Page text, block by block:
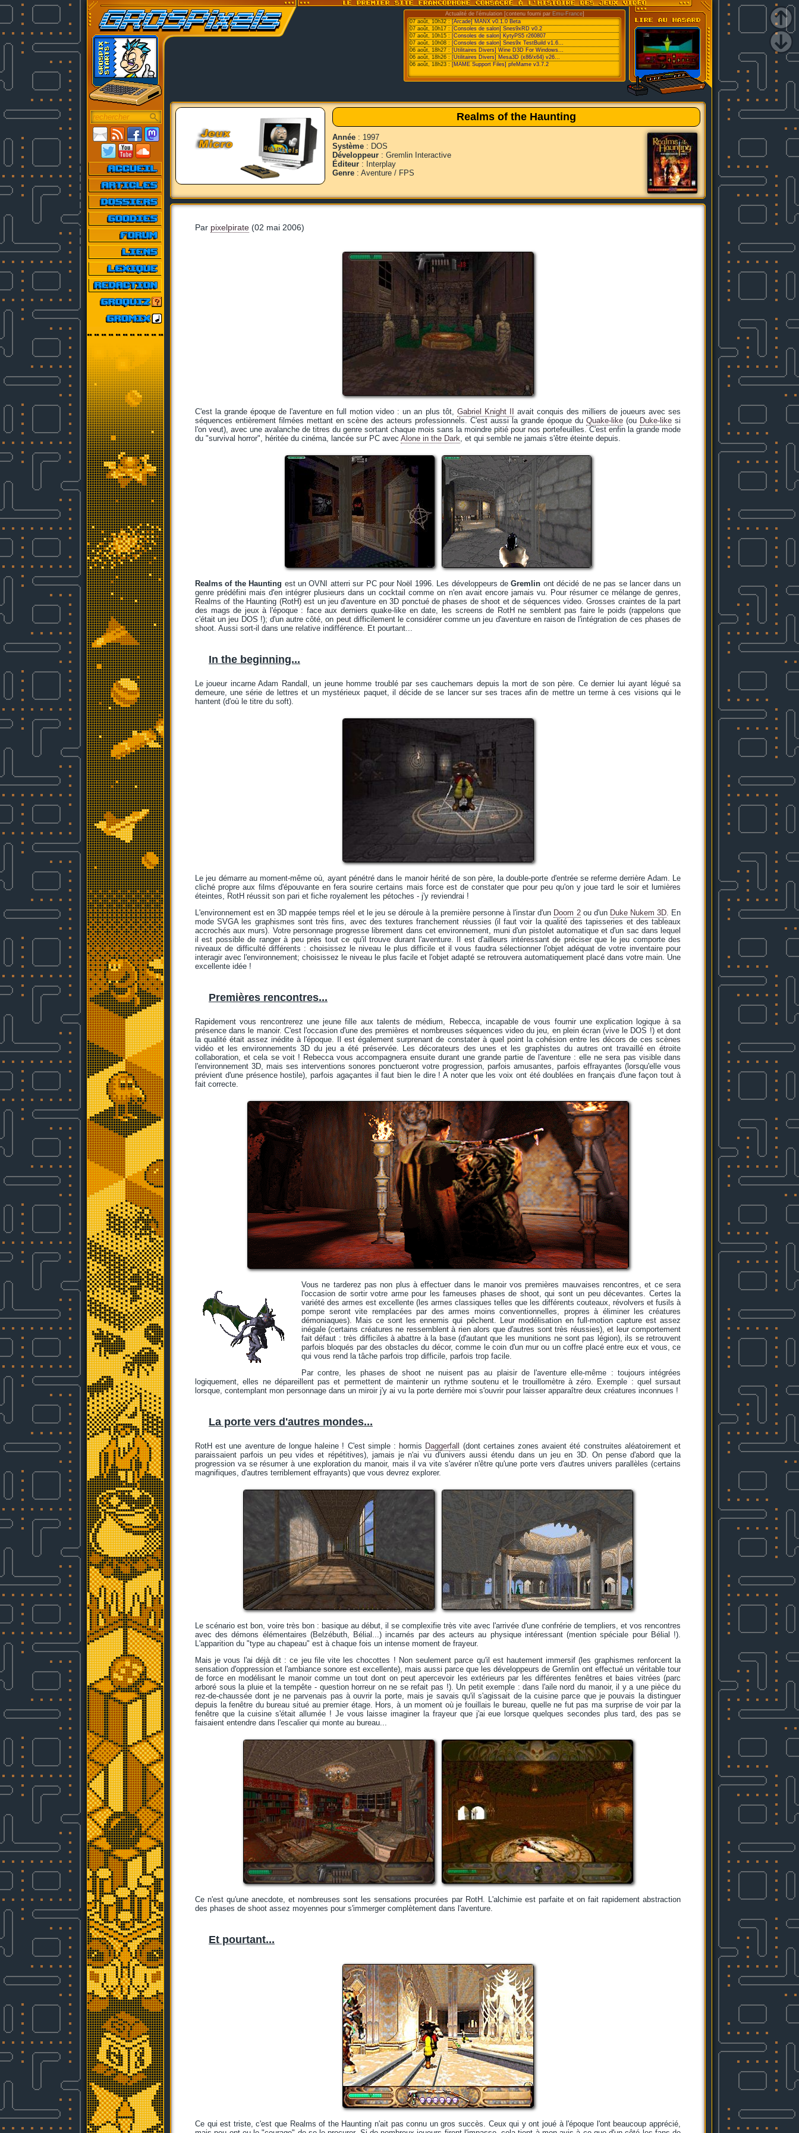
Actualité de l'émulation [contenu fourni par Emu-France]
07 août, 10h32 :[Arcade] MANX v0.1.0 Beta
07 août, 10h17 : [Consoles de salon] Snes9xRD v0.2
07 août, 10h15 : [Consoles de salon] KytyPS5 r260807
07 août, 10h08 : [Consoles de salon] Snes9x TestBuild v1.6...
06 août, 18h27 : [Utilitaires Divers] Wine D3D For Windows...
06 août, 18h26 : [Utilitaires Divers] Mesa3D (x86/x64) v26...
06 août, 18h23 : [MAME Support Files] pfeMame v3.7.2
Realms of the Haunting
Année : 1997
Système : DOS
Développeur : Gremlin Interactive
Éditeur : Interplay
Genre : Aventure / FPS
Par pixelpirate (02 mai 2006)
C'est la grande époque de l'aventure en full motion video : un an plus tôt, Gabriel Knight II
avait conquis des milliers de joueurs avec ses
séquences entièrement filmées mettant en scène des acteurs professionnels. C'est aussi la grande époque du Quake-like (ou Duke-like si
l'on veut), avec une avalanche de titres du genre sortant chaque mois sans la moindre pitié pour nos portefeuilles. C'est enfin la grande mode
du "survival horror", héritée du cinéma, lancée sur PC avec Alone in the Dark, et qui semble ne jamais s'être éteinte depuis.
Realms of the Haunting est un OVNI atterri sur PC pour Noël 1996. Les développeurs deGremlin ont décidé de ne pas se lancer dans un
genre prédéfini mais d'en intégrer plusieurs dans un cocktail comme on n'en avait encore jamais vu. Pour résumer ce mélange de genres,
Realms of the Haunting (RotH) est un jeu d'aventure en 3D ponctué de phases de shoot et de séquences video. Grosses craintes de la part
des mags de jeux à l'époque : face aux derniers quake-like en date, les screens de RotH ne semblent pas faire le poids (rappelons que
c'était un jeu DOS !); d'un autre côté, on peut difficilement le considérer comme un jeu d'aventure en raison de l'intégration de ces phases de
shoot. Aussi sort-il dans une relative indifférence. Et pourtant...
In the beginning...
Le joueur incarne Adam Randall, un jeune homme troublé par ses cauchemars depuis la mort de son père. Ce dernier lui ayant légué sa
demeure, une série de lettres et un mystérieux paquet, il décide de se lancer sur ses traces afin de mettre un terme à ces visions qui le
hantent (d'où le titre du soft).
Le jeu démarre au moment-même où, ayant pénétré dans le manoir hérité de son père, la double-porte d'entrée se referme derrière Adam. Le
cliché propre aux films d'épouvante en fera sourire certains mais force est de constater que pour peu qu'on y joue tard le soir et lumières
éteintes, RotH réussit son pari et fiche royalement les pétoches - j'y reviendrai !
L'environnement est en 3D mappée temps réel et le jeu se déroule à la première personne à l'instar d'un Doom 2ou d'un Duke Nukem 3D. En
mode SVGA les graphismes sont très fins, avec des textures franchement réussies (il faut voir la qualité des tapisseries et des tableaux
accrochés aux murs). Votre personnage progresse librement dans cet environnement, muni d'un pistolet automatique et d'un sac dans lequel
il est possible de ranger à peu près tout ce qu'il trouve durant l'aventure. Il est d'ailleurs intéressant de préciser que le jeu comporte des
niveaux de difficulté différents : choisissez le niveau le plus difficile et il vous faudra sélectionner l'objet adéquat de votre inventaire pour
interagir avec l'environnement; choisissez le niveau le plus facile et l'objet adapté se retrouvera automatiquement placé dans votre main. Une
excellente idée !
Premières rencontres...
Rapidement vous rencontrerez une jeune fille aux talents de médium, Rebecca, incapable de vous fournir une explication logique à sa
présence dans le manoir. C'est l'occasion d'une des premières et nombreuses séquences video du jeu, en plein écran (vive le DOS !) et dont
la qualité était assez inédite à l'époque. Il est également surprenant de constater à quel point la cohésion entre les décors de ces scènes
vidéo et les environnements 3D du jeu a été préservée. Les décorateurs des unes et les graphistes du autres ont travaillé en étroite
collaboration, et cela se voit ! Rebecca vous accompagnera ensuite durant une grande partie de l'aventure : elle ne sera pas visible dans
l'environnement 3D, mais ses interventions sonores ponctueront votre progression, parfois amusantes, parfois effrayantes (lorsqu'elle vous
prévient d'une présence hostile), parfois agaçantes il faut bien le dire ! A noter que les voix ont été doublées en français d'une façon tout à
fait correcte.
Vous ne tarderez pas non plus à effectuer dans le manoir vos premières mauvaises rencontres, et ce sera
l'occasion de sortir votre arme pour les fameuses phases de shoot, qui sont un peu décevantes. Certes la
variété des armes est excellente (les armes classiques telles que les différents couteaux, révolvers et fusils à
pompe seront vite remplacées par des armes moins conventionnelles, propres à éliminer les créatures
démoniaques). Mais ce sont les ennemis qui pêchent. Leur modélisation en full-motion capture est assez
inégale (certains créatures ne ressemblent à rien alors que d'autres sont très réussies), et leur comportement
fait défaut : très difficiles à abattre à la base (d'autant que les munitions ne sont pas légion), ils se retrouvent
parfois bloqués par des obstacles du décor, comme le coin d'un mur ou un coffre placé entre eux et vous, ce
qui vous rend la tâche parfois trop difficile, parfois trop facile.
Par contre, les phases de shoot ne nuisent pas au plaisir de l'aventure elle-même : toujours intégrées
logiquement, elles ne dépareillent pas et permettent de maintenir un rythme soutenu et le trouillomètre à zéro. Exemple : quel sursaut
lorsque, contemplant mon personnage dans un miroir j'y ai vu la porte derrière moi s'ouvrir pour laisser apparaître deux créatures inconnues !
La porte vers d'autres mondes...
RotH est une aventure de longue haleine ! C'est simple : hormis Daggerfall
(dont certaines zones avaient été construites aléatoirement et
paraissaient parfois un peu vides et répétitives), jamais je n'ai vu d'univers aussi étendu dans un jeu en 3D. On pense d'abord que la
progression va se résumer à une exploration du manoir, mais il va vite s'avérer n'être qu'une porte vers d'autres univers parallèles (certains
magnifiques, d'autres terriblement effrayants) que vous devrez explorer.
Le scénario est bon, voire très bon : basique au début, il se complexifie très vite avec l'arrivée d'une confrérie de templiers, et vos rencontres
avec des démons élémentaires (Belzébuth, Bélial...) incarnés par des acteurs au physique intéressant (mention spéciale pour Bélial !).
L'apparition du "type au chapeau" est à chaque fois un intense moment de frayeur.
Mais je vous l'ai déjà dit : ce jeu file vite les chocottes ! Non seulement parce qu'il est hautement immersif (les graphismes renforcent la
sensation d'oppression et l'ambiance sonore est excellente), mais aussi parce que les développeurs de Gremlin ont effectué un véritable tour
de force en modélisant le manoir comme un tout dont on peut apercevoir les extérieurs par les différentes fenêtres et baies vitrées (parc
arboré sous la pluie et la tempête - question horreur on ne se refait pas !). Un petit exemple : dans l'aile nord du manoir, il y a une pièce du
rez-de-chaussée dont je ne parvenais pas à ouvrir la porte, mais je savais qu'il s'agissait de la cuisine parce que je pouvais la distinguer
depuis la fenêtre du bureau situé au premier étage. Hors, à un moment où je fouillais le bureau, quelle ne fut pas ma surprise de voir par la
fenêtre que la cuisine s'était allumée ! Je vous laisse imaginer la frayeur que j'ai eue lorsque quelques secondes plus tard, des pas se
faisaient entendre dans l'escalier qui monte au bureau...
Ce n'est qu'une anecdote, et nombreuses sont les sensations procurées par RotH. L'alchimie est parfaite et on fait rapidement abstraction
des phases de shoot assez moyennes pour s'immerger complètement dans l'aventure.
Et pourtant...
Ce qui est triste, c'est que Realms of the Haunting n'ait pas connu un gros succès. Ceux qui y ont joué à l'époque l'ont beaucoup apprécié,